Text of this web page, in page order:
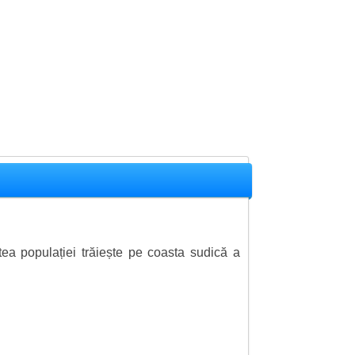
populației trăiește pe coasta sudică a